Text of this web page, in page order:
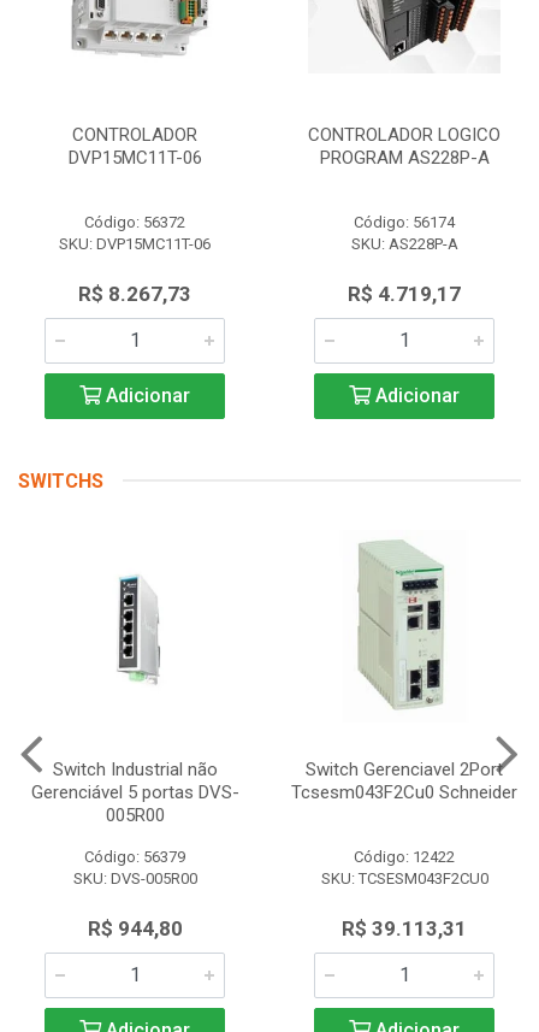
CONTROLADOR
DVP15MC11T-06
Código: 56372
SKU: DVP15MC11T-06
R$ 8.267,73
Adicionar
CONTROLADOR LOGICO
PROGRAM AS228P-A
Código: 56174
SKU: AS228P-A
R$ 4.719,17
Adicionar
SWITCHS
Switch Industrial não
Gerenciável 5 portas DVS-
005R00
Código: 56379
SKU: DVS-005R00
R$ 944,80
Switch Gerenciavel 2Port
Tcsesm043F2Cu0 Schneider
Código: 12422
SKU: TCSESM043F2CU0
R$ 39.113,31